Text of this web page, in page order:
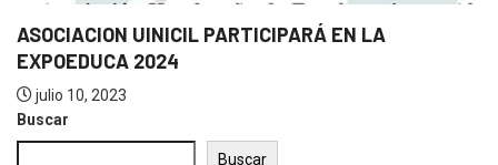
UINICIL PARTICIPARÁ EN LA
2024
julio 10, 2023
Buscar